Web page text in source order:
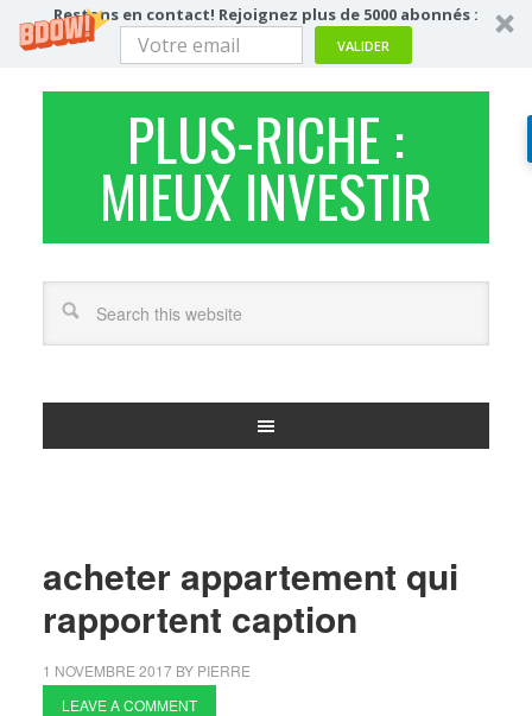
Restons en contact! Rejoignez plus de 5000 abonnés :
VALIDER
PLUS-RICHE :
MIEUX INVESTIR
acheter appartement qui
rapportent caption
1 NOVEMBRE 2017BY PIERRE
LEAVE A COMMENT